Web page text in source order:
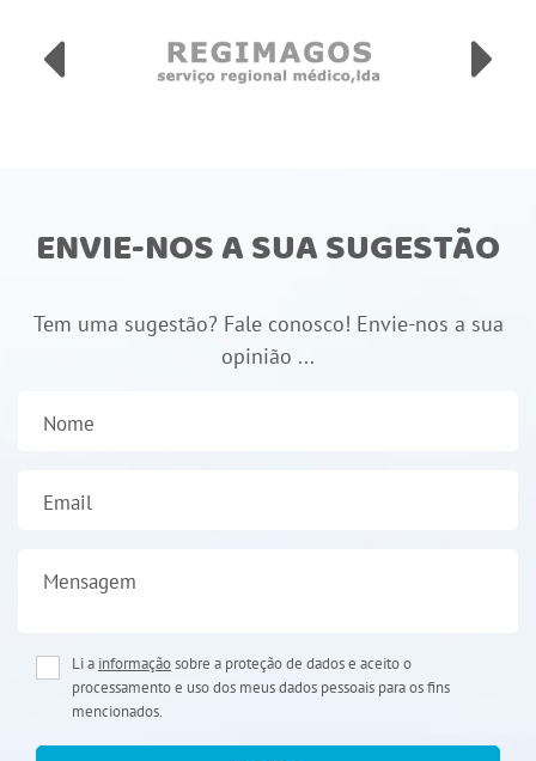
ENVIE-NOS A SUA SUGESTÃO
Tem uma sugestão? Fale conosco! Envie-nos a sua
opinião ...
Nome
Email
Mensagem
Li a informaçãosobre a proteção de dados e aceito o
processamento e uso dos meus dados pessoais para os fins
mencionados.